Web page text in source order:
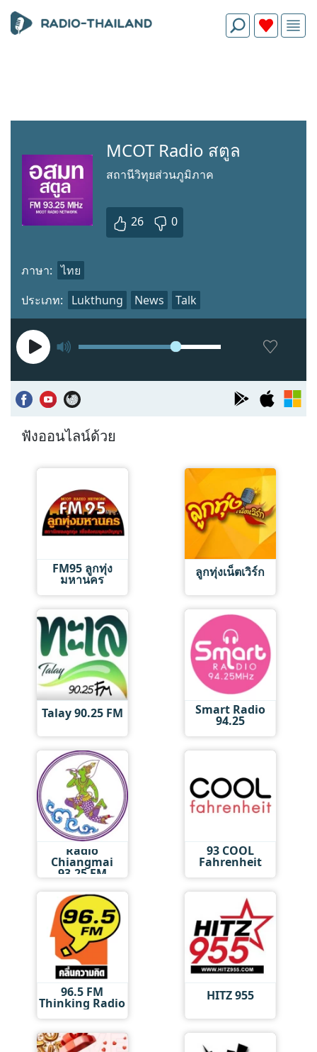
MCOT Radio สตูล
สถานีวิทุยส่วนภูมิภาค
26 0
ประเภท: Lukthung News Talk
ภาษา: ไทย
ฟังออนไลน์ด้วย
FM95 ลูกทุ่ง
มหานคร ลูกทุ่งเน็ตเวิร์ก
Talay 90.25 FM Smart Radio
94.25
Radio
Chiangmai
93.25 FM
93 COOL
Fahrenheit
96.5 FM
Thinking Radio HITZ 955